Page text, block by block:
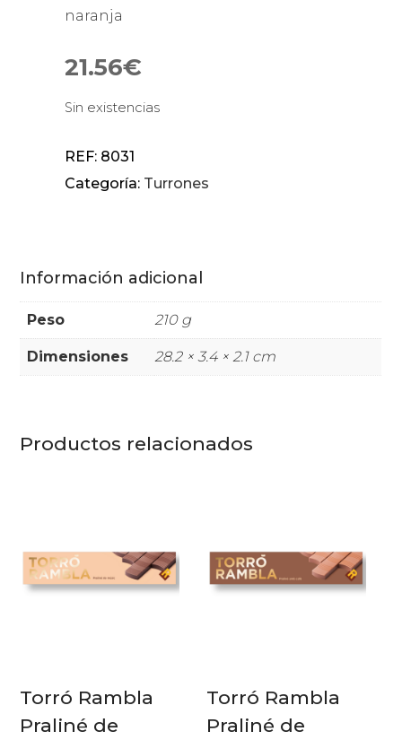
naranja
21.56€
Sin existencias
REF: 8031
Categoría: Turrones
Información adicional
Peso 210 g
Dimensiones 28.2 × 3.4 × 2.1 cm
Productos relacionados
Torró Rambla
Praliné de
Torró Rambla
Praliné de